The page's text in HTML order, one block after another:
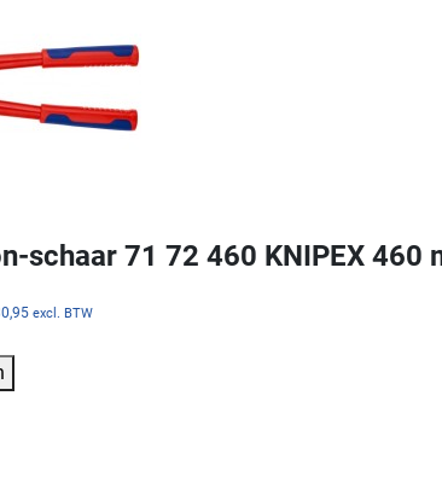
schaar 71 72 460 KNIPEX 460
excl. BTW